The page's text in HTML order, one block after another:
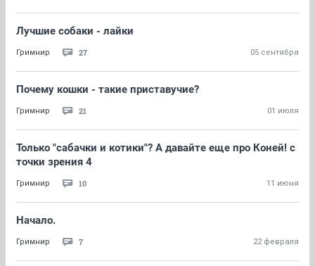
Лучшие собаки - лайки
Гримнир 27 05 сентября
Почему кошки - такие приставучие?
Гримнир 21 01 июля
Только "сабачки и котики"? А давайте еще про Коней! с
точки зрения 4
Гримнир 10 11 июня
Начало.
Гримнир 7 22 февраля